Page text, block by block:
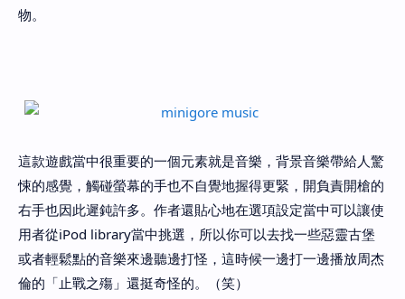
物。
這款遊戲當中很重要的一個元素就是音樂，背景音樂帶給人驚
悚的感覺，觸碰螢幕的手也不自覺地握得更緊，開負責開槍的
右手也因此遲鈍許多。作者還貼心地在選項設定當中可以讓使
用者從iPod library當中挑選，所以你可以去找一些惡靈古堡
或者輕鬆點的音樂來邊聽邊打怪，這時候一邊打一邊播放周杰
倫的「止戰之殤」還挺奇怪的。（笑）